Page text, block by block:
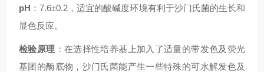
pH ：7.6±0.2，适宜的酸碱度环境有利于沙门氏菌的生长和
显色反应。
检验原理 ：在选择性培养基上加入了适量的带发色及荧光
基团的酶底物，沙门氏菌能产生一些特殊的可水解发色及